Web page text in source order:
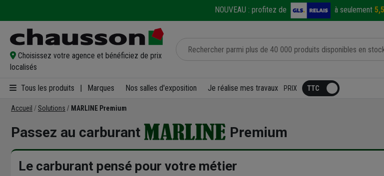
NOUVEAU : profitez de à seulement
Choisissez votre agence et bénéficiez de prix
localisés
Tous les produits Marques Nos salles d'exposition Je réalise mes travaux PRIX
Accueil Solutions MARLINE Premium
Passez au carburant Premium
Le carburant pensé pour votre métier